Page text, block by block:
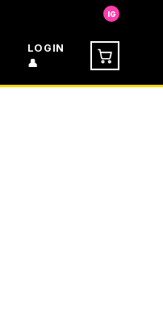
IG
LOGIN
👤